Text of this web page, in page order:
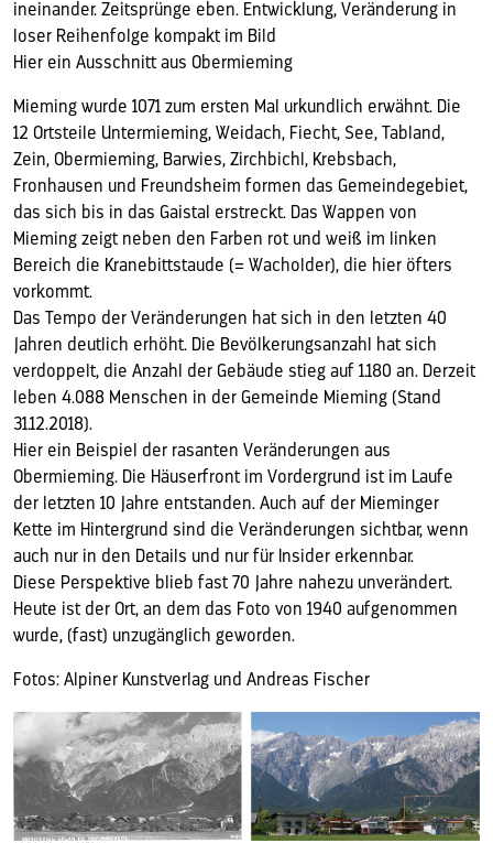
ineinander. Zeitsprünge eben. Entwicklung, Veränderung in
loser Reihenfolge kompakt im Bild
Hier ein Ausschnitt aus Obermieming
Mieming wurde 1071 zum ersten Mal urkundlich erwähnt. Die
12 Ortsteile Untermieming, Weidach, Fiecht, See, Tabland,
Zein, Obermieming, Barwies, Zirchbichl, Krebsbach,
Fronhausen und Freundsheim formen das Gemeindegebiet,
das sich bis in das Gaistal erstreckt. Das Wappen von
Mieming zeigt neben den Farben rot und weiß im linken
Bereich die Kranebittstaude (= Wacholder), die hier öfters
vorkommt.
Das Tempo der Veränderungen hat sich in den letzten 40
Jahren deutlich erhöht. Die Bevölkerungsanzahl hat sich
verdoppelt, die Anzahl der Gebäude stieg auf 1.180 an. Derzeit
leben 4.088 Menschen in der Gemeinde Mieming (Stand
31.12.2018).
Hier ein Beispiel der rasanten Veränderungen aus
Obermieming. Die Häuserfront im Vordergrund ist im Laufe
der letzten 10 Jahre entstanden. Auch auf der Mieminger
Kette im Hintergrund sind die Veränderungen sichtbar, wenn
auch nur in den Details und nur für Insider erkennbar.
Diese Perspektive blieb fast 70 Jahre nahezu unverändert.
Heute ist der Ort, an dem das Foto von 1940 aufgenommen
wurde, (fast) unzugänglich geworden.
Fotos: Alpiner Kunstverlag und Andreas Fischer